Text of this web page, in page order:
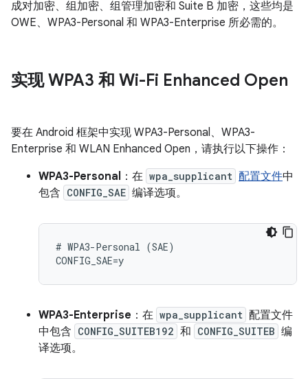
成对加密、组加密、组管理加密和 Suite B 加密，这些均是
OWE、WPA3-Personal 和 WPA3-Enterprise 所必需的。
实现 WPA3 和 Wi-Fi Enhanced Open
要在 Android 框架中实现 WPA3-Personal、WPA3-
Enterprise 和 WLAN Enhanced Open，请执行以下操作：
WPA3-Personal ：在 wpa_supplicant 配置文件中
包含 CONFIG_SAE 编译选项。
# WPA3-Personal (SAE)
WPA3-Enterprise ：在 wpa_supplicant 配置文件
中包含 CONFIG_SUITEB192 和 CONFIG_SUITEB 编
译选项。